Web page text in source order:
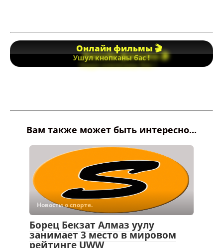
Вам также может быть интересно...
Борец Бекзат Алмаз уулу
занимает 3 место в мировом
рейтинге UWW
«Sport АКИpress» — Спортсмен из Кыргызстана
Бекзат Алмаз уулу занимает 3 место